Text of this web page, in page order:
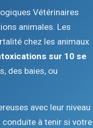
Vétérinaires
animales. Les
chez les animaux
sur 10 se
des baies, ou
avec leur niveau
conduite à tenir si votre